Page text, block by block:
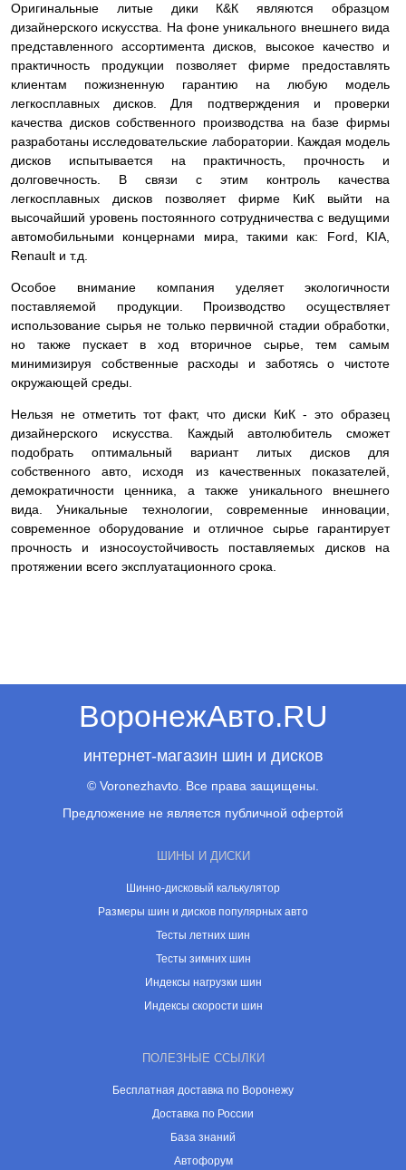
Оригинальные литые дики К&К являются образцом
дизайнерского искусства. На фоне уникального внешнего вида
представленного ассортимента дисков, высокое качество и
практичность продукции позволяет фирме предоставлять
клиентам пожизненную гарантию на любую модель
легкосплавных дисков. Для подтверждения и проверки
качества дисков собственного производства на базе фирмы
разработаны исследовательские лаборатории. Каждая модель
дисков испытывается на практичность, прочность и
долговечность. В связи с этим контроль качества
легкосплавных дисков позволяет фирме КиК выйти на
высочайший уровень постоянного сотрудничества с ведущими
автомобильными концернами мира, такими как: Ford, KIA,
Renault и т.д.
Особое внимание компания уделяет экологичности
поставляемой продукции. Производство осуществляет
использование сырья не только первичной стадии обработки,
но также пускает в ход вторичное сырье, тем самым
минимизируя собственные расходы и заботясь о чистоте
окружающей среды.
Нельзя не отметить тот факт, что диски КиК - это образец
дизайнерского искусства. Каждый автолюбитель сможет
подобрать оптимальный вариант литых дисков для
собственного авто, исходя из качественных показателей,
демократичности ценника, а также уникального внешнего
вида. Уникальные технологии, современные инновации,
современное оборудование и отличное сырье гарантирует
прочность и износоустойчивость поставляемых дисков на
протяжении всего эксплуатационного срока.
ВоронежАвто.RU
интернет-магазин шин и дисков
© Voronezhavto. Все права защищены.
Предложение не является публичной офертой
ШИНЫ И ДИСКИ
Шинно-дисковый калькулятор
Размеры шин и дисков популярных авто
Тесты летних шин
Тесты зимних шин
Индексы нагрузки шин
Индексы скорости шин
ПОЛЕЗНЫЕ ССЫЛКИ
Бесплатная доставка по Воронежу
Доставка по России
База знаний
Автофорум